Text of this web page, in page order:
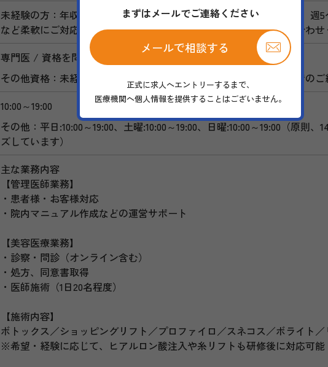
未経験の方：年収2,000万～ 美容医療経験者の方：年収2,300～ (上記、週
など柔軟にご対応させていただきますので、まずはお気軽にお問い合わ
専門医
資格を問わない
その他資格：未経験の方でも可能です（ただし、皮膚科・形成外科での
10:00～19:00
その他：平日:10:00～19:00、土曜:10:00～19:00、日曜:10:00～19:00（原則
ズしています）
主な業務内容
【管理医師業務】
・患者様・お客様対応
・院内マニュアル作成などの運営サポート
【美容医療業務】
・診察・問診（オンライン含む）
・処方、同意書取得
・医師施術（1日20名程度）
【施術内容】
ボトックス／ショッピングリフト／プロファイロ／スネコス／ボライト
※希望・経験に応じて、ヒアルロン酸注入や糸リフトも研修後に対応可能
まずはメールでご連絡ください
メールで相談する
正式に求人へエントリーするまで、
医療機関へ個人情報を提供することはございません。